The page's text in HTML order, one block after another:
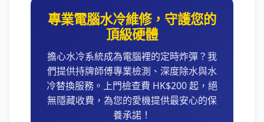
專業電腦水冷維修，守護您的
頂級硬體
擔心水冷系統成為電腦裡的定時炸彈？我
們提供持牌師傅專業檢測、深度除水與水
冷替換服務。上門檢查費 HK$200 起，絕
無隱藏收費，為您的愛機提供最安心的保
養承諾！